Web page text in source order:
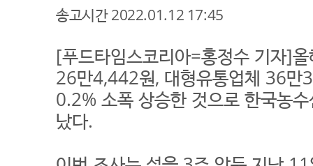
송고시간 2022.01.12 17:45
[푸드타임스코리아=홍정수 기자]
26만4,442원, 대형유통업체 36만
0.2% 소폭 상승한 것으로 한국농
났다.